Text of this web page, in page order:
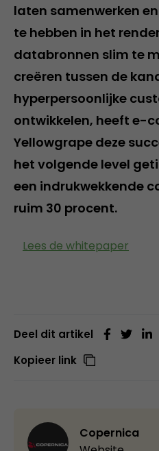
laten samenwerken
te hebben in het
databronnen slim te
creëren tussen de
hyperpersoonlijke
ontwikkelen, heeft e-
Yellowgrape deze
het volgende level
een indrukwekkende
ruim 30 procent.
Lees de whitepaper
Deel dit artikel
Kopieer link
Copernica